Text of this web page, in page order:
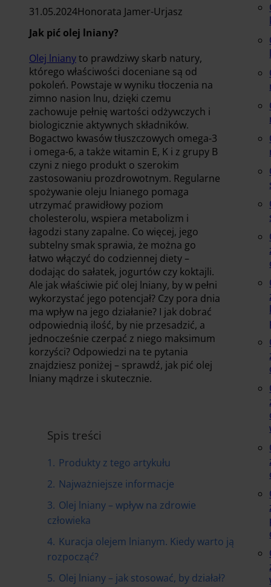
31.05.2024Honorata Jamer-Urjasz
Jak pić olej lniany?
Olej lnianyto prawdziwy skarb natury,
którego właściwości doceniane są od
pokoleń. Powstaje w wyniku tłoczenia na
zimno nasion lnu, dzięki czemu
zachowuje pełnię wartości odżywczych i
biologicznie aktywnych składników.
Bogactwo kwasów tłuszczowych omega-3
i omega-6, a także witamin E, K i z grupy B
czyni z niego produkt o szerokim
zastosowaniu prozdrowotnym. Regularne
spożywanie oleju lnianego pomaga
utrzymać prawidłowy poziom
cholesterolu, wspiera metabolizm i
łagodzi stany zapalne. Co więcej, jego
subtelny smak sprawia, że można go
łatwo włączyć do codziennej diety –
dodając do sałatek, jogurtów czy koktajli.
Ale jak właściwie pić olej lniany, by w pełni
wykorzystać jego potencjał? Czy pora dnia
ma wpływ na jego działanie? I jak dobrać
odpowiednią ilość, by nie przesadzić, a
jednocześnie czerpać z niego maksimum
korzyści? Odpowiedzi na te pytania
znajdziesz poniżej – sprawdź, jak pić olej
lniany mądrze i skutecznie.
Spis treści
1. Produkty z tego artykułu
2. Najważniejsze informacje
3. Olej lniany – wpływ na zdrowie
człowieka
4. Kuracja olejem lnianym. Kiedy warto ją
rozpocząć?
5. Olej lniany – jak stosować, by działał?